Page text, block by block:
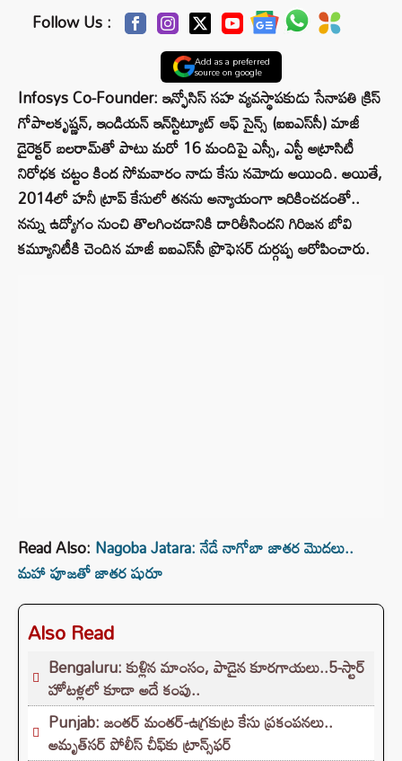
Follow Us :
Add as a preferred
source on google
Infosys Co-Founder: ఇన్ఫోసిస్‌ సహ వ్యవస్థాపకుడు సేనాపతి క్రిస్‌
గోపాలకృష్ణన్‌, ఇండియన్‌ ఇన్‌స్టిట్యూట్‌ ఆఫ్‌ సైన్స్‌ (ఐఐఎస్‌సీ) మాజీ
డైరెక్టర్‌ బలరామ్‌తో పాటు మరో 16 మందిపై ఎస్సీ, ఎస్టీ అట్రాసిటీ
నిరోధక చట్టం కింద సోమవారం నాడు కేసు నమోదు అయింది. అయితే,
2014లో హనీ ట్రాప్ కేసులో తనను అన్యాయంగా ఇరికించడంతో..
నన్ను ఉద్యోగం నుంచి తొలగించడానికి దారితీసిందని గిరిజన బోవి
కమ్యూనిటీకి చెందిన మాజీ ఐఐఎస్‌సీ ప్రొఫెసర్ దుర్గప్ప ఆరోపించారు.
Read Also: Nagoba Jatara: నేడే నాగోబా జాతర మొదలు..
మహా పూజతో జాతర షురూ
Also Read
Bengaluru: కుళ్లిన మాంసం, పాడైన కూరగాయలు..5-స్టార్
హోటళ్లలో కూడా అదే కంపు..
Punjab: జంతర్ మంతర్-ఉగ్రకుట్ర కేసు ప్రకంపనలు..
అమృత్‌సర్ పోలీస్ చీఫ్‌కు ట్రాన్స్‌ఫర్